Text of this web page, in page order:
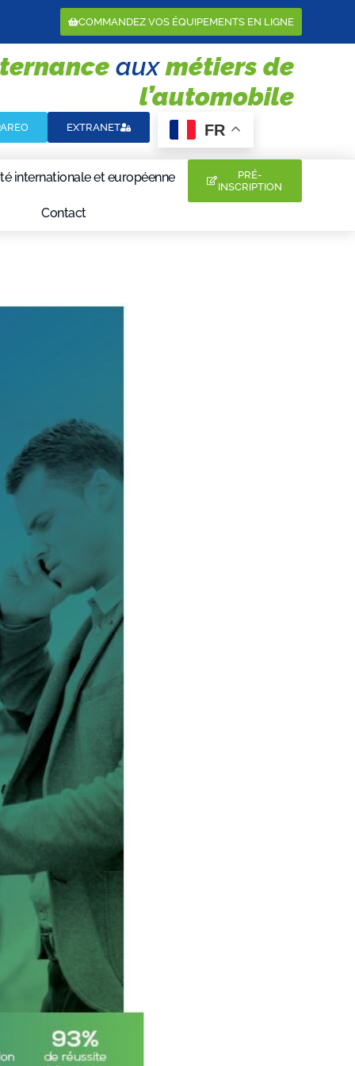
COMMANDEZ VOS ÉQUIPEMENTS EN LIGNE
auxmétiers de
l’automobile
EXTRANET FR
internationale et européenne
Contact
PRÉ-
INSCRIPTION